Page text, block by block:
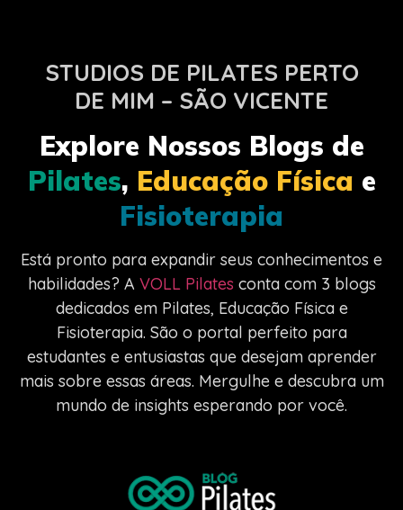
STUDIOS DE PILATES PERTO
DE MIM – SÃO VICENTE
Explore Nossos Blogs de
Pilates, Educação Física e
Fisioterapia
Está pronto para expandir seus conhecimentos e
habilidades? A VOLL Pilates conta com 3 blogs
dedicados em Pilates, Educação Física e
Fisioterapia. São o portal perfeito para
estudantes e entusiastas que desejam aprender
mais sobre essas áreas. Mergulhe e descubra um
mundo de insights esperando por você.